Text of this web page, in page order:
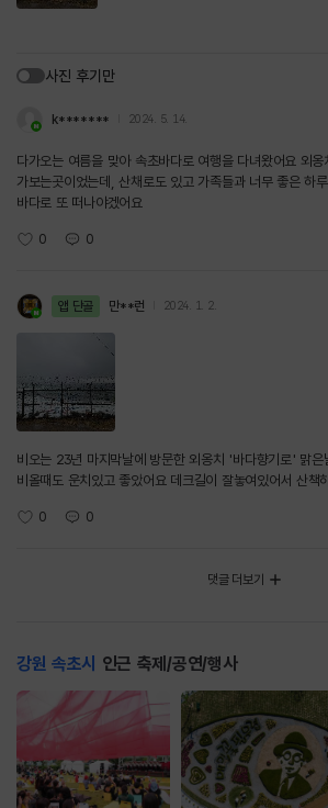
사진 후기만
k******* 2024. 5. 14.
다가오는 여름을 맞아 속초바다로 여행을 다녀왔어요 외
가보는곳이었는데, 산채로도 있고 가족들과 너무 좋은 하
바다로 또 떠나야겠어요
0 0
앱 단골 만**런 2024. 1. 2.
비오는 23년 마지막날에 방문한 외옹치 '바다향기로' 맑은
비올때도 운치있고 좋았어요 데크길이 잘놓여있어서 산책
0 0
댓글 더보기
강원 속초시 인근 축제/공연/행사